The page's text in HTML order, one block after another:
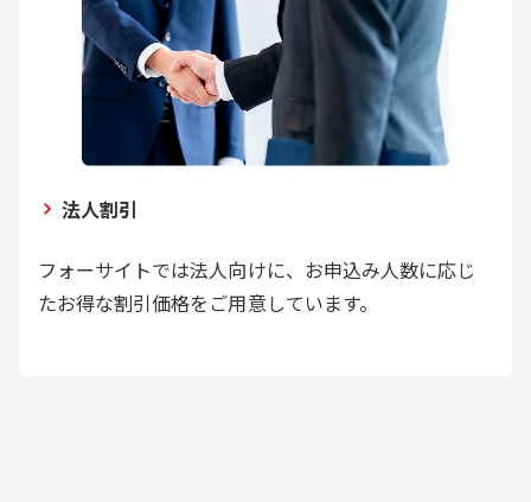
法人割引
フォーサイトでは法人向けに、お申込み人数に応じ
たお得な割引価格をご用意しています。